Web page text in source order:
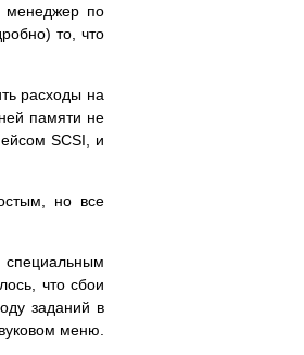
менеджер по
то, что
расходы на
памяти не
SCSI, и
но все
специальным
что сбои
заданий в
меню.